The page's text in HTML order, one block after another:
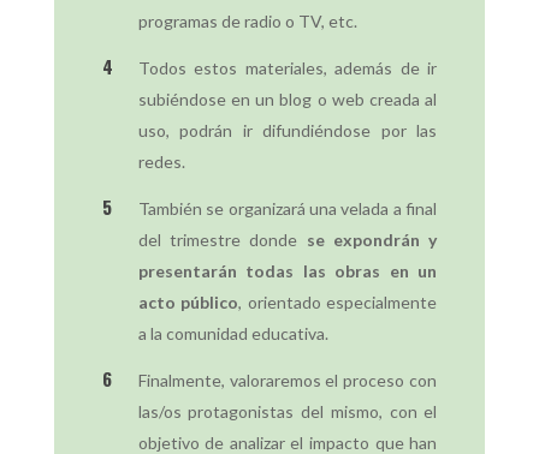
programas de radio o TV, etc.
Todos estos materiales, además de ir
subiéndose en un blog o web creada al
uso, podrán ir difundiéndose por las
redes.
También se organizará una velada a final
del trimestre donde se expondrán y
presentarán todas las obras en un
acto público, orientado especialmente
a la comunidad educativa.
Finalmente, valoraremos el proceso con
las/os protagonistas del mismo, con el
objetivo de analizar el impacto que han